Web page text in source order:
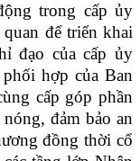
trong cấp ủy
để triển khai
đạo của cấp ủy
hợp của Ban
cấp góp phần
đảm bảo an
đồng thời cổ